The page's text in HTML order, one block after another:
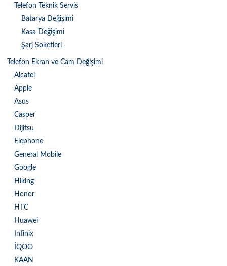
Telefon Teknik Servis
Batarya Değişimi
Kasa Değişimi
Şarj Soketleri
Telefon Ekran ve Cam Değişimi
Alcatel
Apple
Asus
Casper
Dijitsu
Elephone
General Mobile
Google
Hiking
Honor
HTC
Huawei
Infinix
İQOO
KAAN